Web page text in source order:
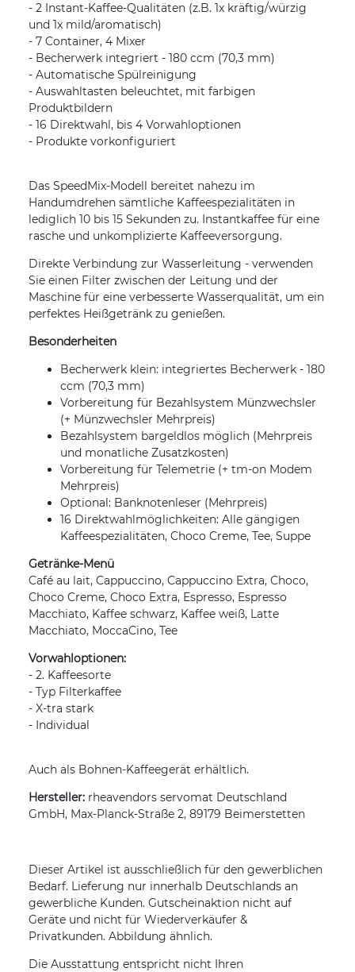
- 2 Instant-Kaffee-Qualitäten (z.B. 1x kräftig/würzig
und 1x mild/aromatisch)
- 7 Container, 4 Mixer
- Becherwerk integriert - 180 ccm (70,3 mm)
- Automatische Spülreinigung
- Auswahltasten beleuchtet, mit farbigen
Produktbildern
- 16 Direktwahl, bis 4 Vorwahloptionen
- Produkte vorkonfiguriert
Das SpeedMix-Modell bereitet nahezu im
Handumdrehen sämtliche Kaffeespezialitäten in
lediglich 10 bis 15 Sekunden zu. Instantkaffee für eine
rasche und unkomplizierte Kaffeeversorgung.
Direkte Verbindung zur Wasserleitung - verwenden
Sie einen Filter zwischen der Leitung und der
Maschine für eine verbesserte Wasserqualität, um ein
perfektes Heißgetränk zu genießen.
Besonderheiten
Becherwerk klein: integriertes Becherwerk - 180
ccm (70,3 mm)
Vorbereitung für Bezahlsystem Münzwechsler
(+ Münzwechsler Mehrpreis)
Bezahlsystem bargeldlos möglich (Mehrpreis
und monatliche Zusatzkosten)
Vorbereitung für Telemetrie (+ tm-on Modem
Mehrpreis)
Optional: Banknotenleser (Mehrpreis)
16 Direktwahlmöglichkeiten: Alle gängigen
Kaffeespezialitäten, Choco Creme, Tee, Suppe
Getränke-Menü
Café au lait, Cappuccino, Cappuccino Extra, Choco,
Choco Creme, Choco Extra, Espresso, Espresso
Macchiato, Kaffee schwarz, Kaffee weiß, Latte
Macchiato, MoccaCino, Tee
Vorwahloptionen:
- 2. Kaffeesorte
- Typ Filterkaffee
- X-tra stark
- Individual
Auch als Bohnen-Kaffeegerät erhältlich.
Hersteller: rheavendors servomat Deutschland
GmbH, Max-Planck-Straße 2, 89179 Beimerstetten
Dieser Artikel ist ausschließlich für den gewerblichen
Bedarf. Lieferung nur innerhalb Deutschlands an
gewerbliche Kunden. Gutscheinaktion nicht auf
Geräte und nicht für Wiederverkäufer &
Privatkunden. Abbildung ähnlich.
Die Ausstattung entspricht nicht Ihren